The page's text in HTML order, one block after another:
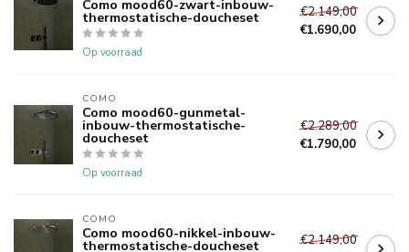
Como mood60-zwart-inbouw-
thermostatische-doucheset
Op voorraad
€2.149,00
€1.690,00
COMO
Como mood60-gunmetal-
inbouw-thermostatische-
doucheset
Op voorraad
€2.289,00
€1.790,00
COMO
Como mood60-nikkel-inbouw-
thermostatische-doucheset
€2.149,00